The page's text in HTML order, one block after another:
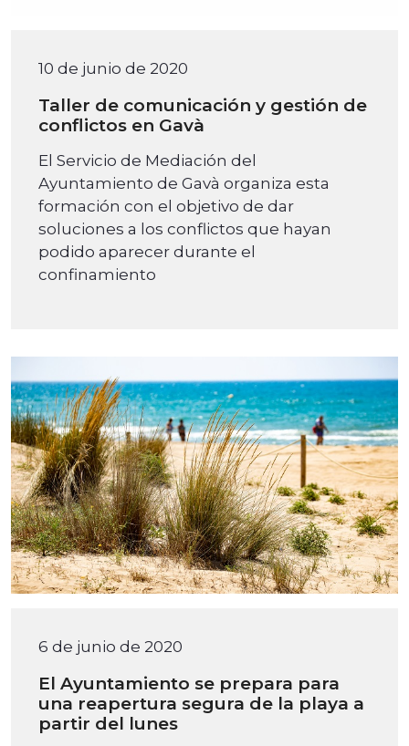
10 de junio de 2020
Taller de comunicación y gestión de
conflictos en Gavà
El Servicio de Mediación del
Ayuntamiento de Gavà organiza esta
formación con el objetivo de dar
soluciones a los conflictos que hayan
podido aparecer durante el
confinamiento
6 de junio de 2020
El Ayuntamiento se prepara para
una reapertura segura de la playa a
partir del lunes